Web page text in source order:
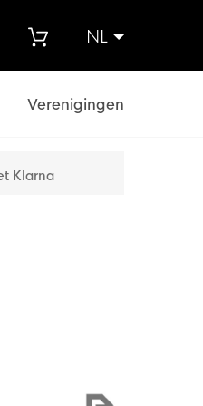
NL
Verenigingen
Klarna